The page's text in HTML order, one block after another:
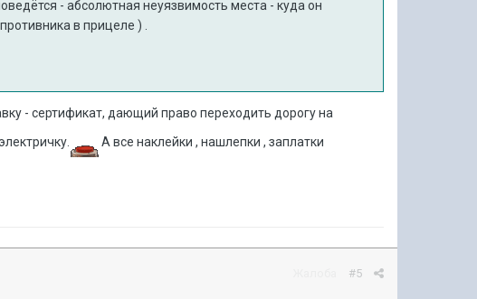
- абсолютная неуязвимость места - куда он
в прицеле ) .
- сертификат, дающий право переходить дорогу на
А все наклейки , нашлепки , заплатки
#5